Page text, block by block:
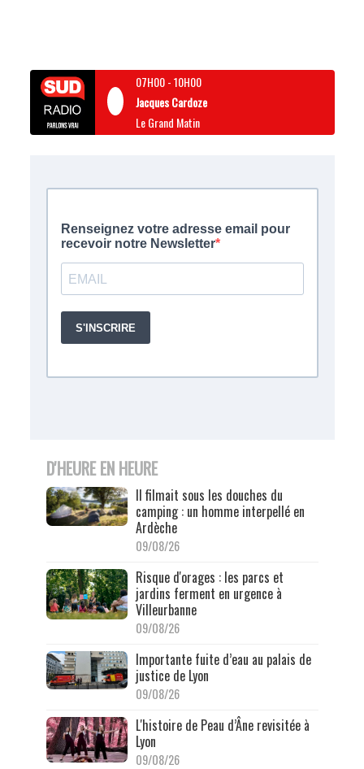
07H00-10H00
Jacques Cardoze
Le Grand Matin
D'HEURE EN HEURE
Il filmait sous les douches du
camping : un homme interpellé en
Ardèche
09/08/26
Risque d'orages : les parcs et
jardins ferment en urgence à
Villeurbanne
09/08/26
Importante fuite d’eau au palais de
justice de Lyon
09/08/26
L'histoire de Peau d’Âne revisitée à
Lyon
09/08/26